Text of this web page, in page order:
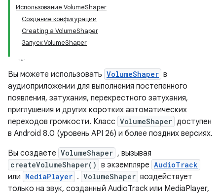
Использование VolumeShaper
Создание конфигурации
Creating a VolumeShaper
Запуск VolumeShaper
Вы можете использовать VolumeShaper в
аудиоприложении для выполнения постепенного
появления, затухания, перекрестного затухания,
приглушения и других коротких автоматических
переходов громкости. Класс VolumeShaper доступен
в Android 8.0 (уровень API 26) и более поздних версиях.
Вы создаете VolumeShaper , вызывая
createVolumeShaper() в экземпляре AudioTrack
или MediaPlayer . VolumeShaper воздействует
только на звук, созданный AudioTrack или MediaPlayer,